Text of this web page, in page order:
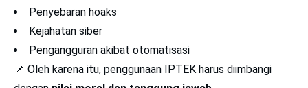
Penyebaran hoaks
Kejahatan siber
Pengangguran akibat otomatisasi
📌 Oleh karena itu, penggunaan IPTEK harus diimbangi